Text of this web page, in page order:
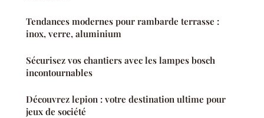
Tendances modernes pour rambarde terrasse :
inox, verre, aluminium
Sécurisez vos chantiers avec les lampes bosch
incontournables
Découvrez lepion : votre destination ultime pour
jeux de société